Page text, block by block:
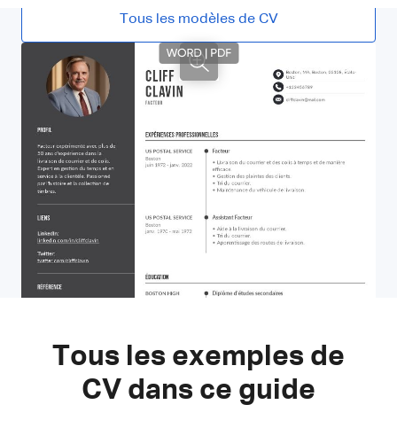
Tous les modèles de CV
Tous les exemples de
CV dans ce guide